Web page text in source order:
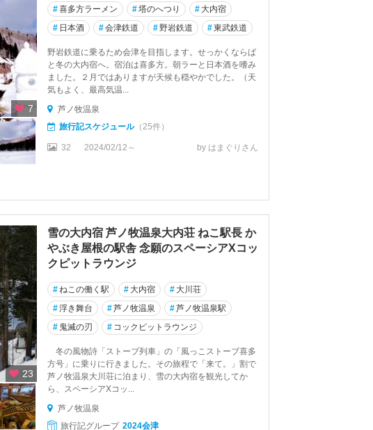
7
#喜多方ラーメン #塔のへつり # 大内宿
# 日本酒 #会津鉄道 #野岩鉄道 #東武鉄道
野岩鉄道に乗るため会津を目指します。せっかくならば
と冬の大内宿へ。宿泊は喜多方。朝ラーと日本酒を嗜み
ました。２月ではありますが天候も穏やかでした。（天
気もよく、最高気温...
芦ノ牧温泉
旅行記スケジュール（25件）
32 2024/02/12～ by はまぐりさん
23
雪の大内宿 芦ノ牧温泉大内荘 ねこ駅長 か
やぶき屋根の駅舎 念願のスペーシアXコッ
クピットラウンジ
#ねこの働く駅 # 大内宿 # 大川荘
#浮き舞台 #芦ノ牧温泉 #芦ノ牧温泉駅
# 鬼滅の刃 # コックピットラウンジ
冬の風物詩「ストーブ列車」の「風っこストーブ喜多
方号」に乗りに行きました。その旅程で「来て。」割で
芦ノ牧温泉大川荘に泊まり、雪の大内宿を観光してか
ら、スペーシアXコッ...
芦ノ牧温泉
旅行記グループ 2024会津